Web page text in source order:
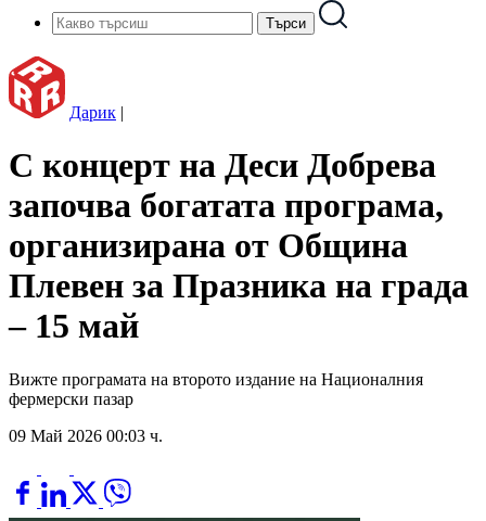
Дарик |
С концерт на Деси Добрева
започва богатата програма,
организирана от Община
Плевен за Празника на града
– 15 май
Вижте програмата на второто издание на Националния
фермерски пазар
09 Май 2026 00:03 ч.